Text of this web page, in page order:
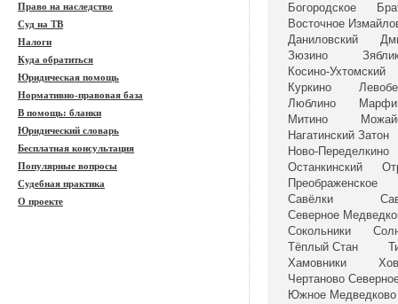
Право на наследство
Суд на ТВ
Налоги
Куда обратиться
Юридическая помощь
Нормативно-правовая база
В помощь: бланки
Юридический словарь
Бесплатная консультация
Популярные вопросы
Судебная практика
О проекте
Богородское
Восточное
Даниловский
Зюзино
Косино-Ухтомский
Куркино
Люблино
Митино
Нагатинский Затон
Ново-Переделкино
Останкинский
Преображенское
Савёлки
Северное
Сокольники
Тёплый Стан
Хамовники
Чертаново
Южное Медведково